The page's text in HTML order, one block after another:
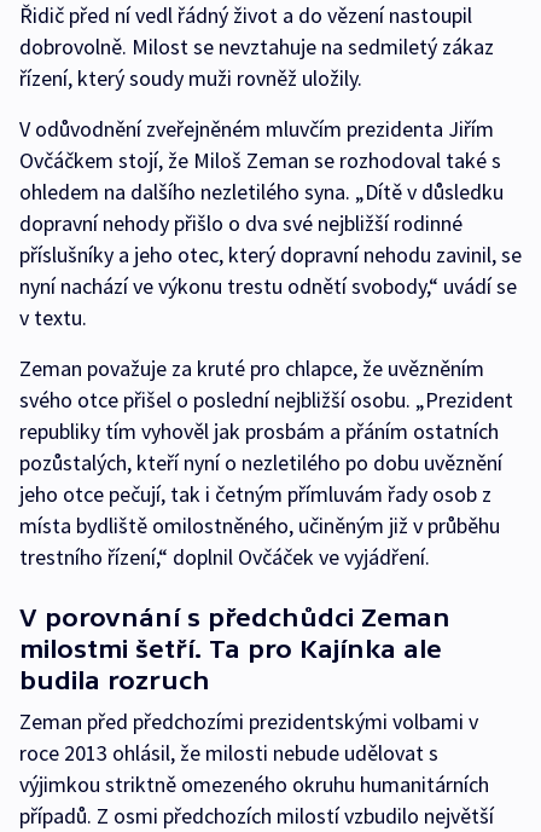
Řidič před ní vedl řádný život a do vězení nastoupil
dobrovolně. Milost se nevztahuje na sedmiletý zákaz
řízení, který soudy muži rovněž uložily.
V odůvodnění zveřejněném mluvčím prezidenta Jiřím
Ovčáčkem stojí, že Miloš Zeman se rozhodoval také s
ohledem na dalšího nezletilého syna. „Dítě v důsledku
dopravní nehody přišlo o dva své nejbližší rodinné
příslušníky a jeho otec, který dopravní nehodu zavinil, se
nyní nachází ve výkonu trestu odnětí svobody,“ uvádí se
v textu.
Zeman považuje za kruté pro chlapce, že uvězněním
svého otce přišel o poslední nejbližší osobu. „Prezident
republiky tím vyhověl jak prosbám a přáním ostatních
pozůstalých, kteří nyní o nezletilého po dobu uvěznění
jeho otce pečují, tak i četným přímluvám řady osob z
místa bydliště omilostněného, učiněným již v průběhu
trestního řízení,“ doplnil Ovčáček ve vyjádření.
V porovnání s předchůdci Zeman
milostmi šetří. Ta pro Kajínka ale
budila rozruch
Zeman před předchozími prezidentskými volbami v
roce 2013 ohlásil, že milosti nebude udělovat s
výjimkou striktně omezeného okruhu humanitárních
případů. Z osmi předchozích milostí vzbudilo největší